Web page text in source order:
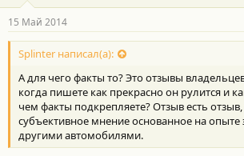
15 Май 2014
Splinter написал(а):
А для чего факты то? Это отзывы
когда пишете как прекрасно он рулится и
чем факты подкрепляете? Отзыв есть
субъективное мнение основанное на опыте
другими автомобилями.